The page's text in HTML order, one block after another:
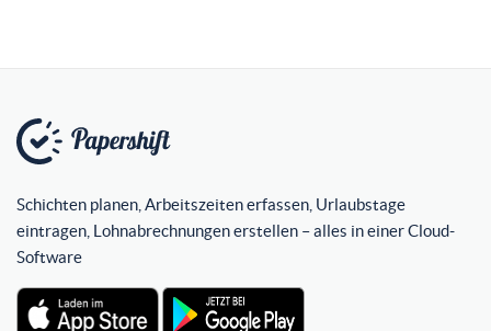
Schichten planen, Arbeitszeiten erfassen, Urlaubstage
eintragen, Lohnabrechnungen erstellen – alles in einer Cloud-
Software